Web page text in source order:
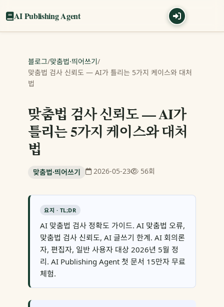
AI Publishing Agent
블로그/맞춤법·띄어쓰기/
맞춤법 검사 신뢰도 — AI가 틀리는 5가지 케이스와 대처
법
맞춤법 검사 신뢰도 — AI가
틀리는 5가지 케이스와 대처
법
맞춤법·띄어쓰기 2026-05-23 56회
요지 · TL;DR
AI 맞춤법 검사 정확도 가이드. AI 맞춤법 오류,
맞춤법 검사 신뢰도, AI 글쓰기 한계. AI 회의론
자, 편집자, 일반 사용자 대상 2026년 5월 정
리. AI Publishing Agent 첫 문서 15만자 무료
체험.